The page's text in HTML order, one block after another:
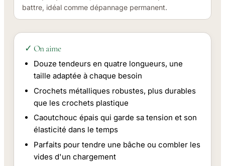
battre, idéal comme dépannage permanent.
✓ On aime
Douze tendeurs en quatre longueurs, une
taille adaptée à chaque besoin
Crochets métalliques robustes, plus durables
que les crochets plastique
Caoutchouc épais qui garde sa tension et son
élasticité dans le temps
Parfaits pour tendre une bâche ou combler les
vides d'un chargement